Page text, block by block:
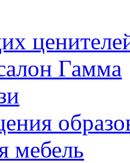
Гамма
мебель